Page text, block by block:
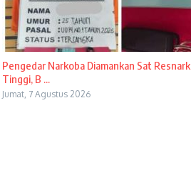
Pengedar Narkoba Diamankan Sat
Tinggi, B ...
Jumat, 7 Agustus 2026